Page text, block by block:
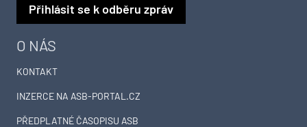
O NÁS
KONTAKT
INZERCE NA ASB-PORTAL.CZ
PŘEDPLATNÉ ČASOPISU ASB
Přihlásit se k odběru zpráv